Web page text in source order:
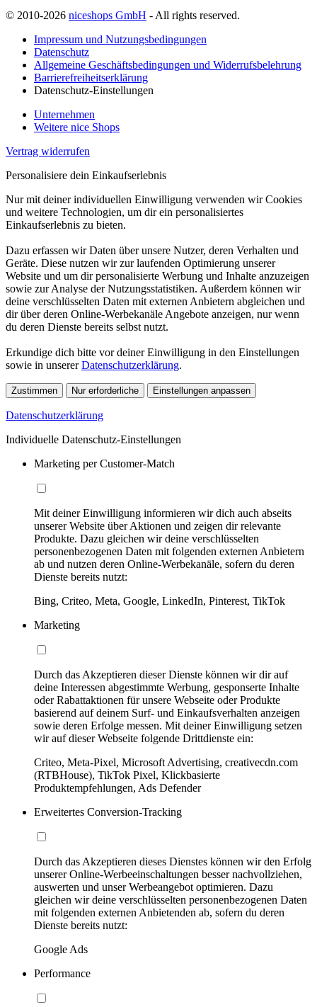
© 2010-2026 niceshops GmbH - All rights reserved.
Impressum und Nutzungsbedingungen
Datenschutz
Allgemeine Geschäftsbedingungen und Widerrufsbelehrung
Barrierefreiheitserklärung
Datenschutz-Einstellungen
Unternehmen
Weitere nice Shops
Vertrag widerrufen
Personalisiere dein Einkaufserlebnis
Nur mit deiner individuellen Einwilligung verwenden wir Cookies
und weitere Technologien, um dir ein personalisiertes
Einkaufserlebnis zu bieten.
Dazu erfassen wir Daten über unsere Nutzer, deren Verhalten und
Geräte. Diese nutzen wir zur laufenden Optimierung unserer
Website und um dir personalisierte Werbung und Inhalte anzuzeigen
sowie zur Analyse der Nutzungsstatistiken. Außerdem können wir
deine verschlüsselten Daten mit externen Anbietern abgleichen und
dir über deren Online-Werbekanäle Angebote anzeigen, nur wenn
du deren Dienste bereits selbst nutzt.
Erkundige dich bitte vor deiner Einwilligung in den Einstellungen
sowie in unsererDatenschutzerklärung.
Zustimmen Nur erforderliche Einstellungen anpassen
Datenschutzerklärung
Individuelle Datenschutz-Einstellungen
Marketing per Customer-Match
Mit deiner Einwilligung informieren wir dich auch abseits
unserer Website über Aktionen und zeigen dir relevante
Produkte. Dazu gleichen wir deine verschlüsselten
personenbezogenen Daten mit folgenden externen Anbietern
ab und nutzen deren Online-Werbekanäle, sofern du deren
Dienste bereits nutzt:
Bing, Criteo, Meta, Google, LinkedIn, Pinterest, TikTok
Marketing
Durch das Akzeptieren dieser Dienste können wir dir auf
deine Interessen abgestimmte Werbung, gesponserte Inhalte
oder Rabattaktionen für unsere Webseite oder Produkte
basierend auf deinem Surf- und Einkaufsverhalten anzeigen
sowie deren Erfolge messen. Mit deiner Einwilligung setzen
wir auf dieser Webseite folgende Drittdienste ein:
Criteo, Meta-Pixel, Microsoft Advertising, creativecdn.com
(RTBHouse), TikTok Pixel, Klickbasierte
Produktempfehlungen, Ads Defender
Erweitertes Conversion-Tracking
Durch das Akzeptieren dieses Dienstes können wir den Erfolg
unserer Online-Werbeeinschaltungen besser nachvollziehen,
auswerten und unser Werbeangebot optimieren. Dazu
gleichen wir deine verschlüsselten personenbezogenen Daten
mit folgenden externen Anbietenden ab, sofern du deren
Dienste bereits nutzt:
Google Ads
Performance